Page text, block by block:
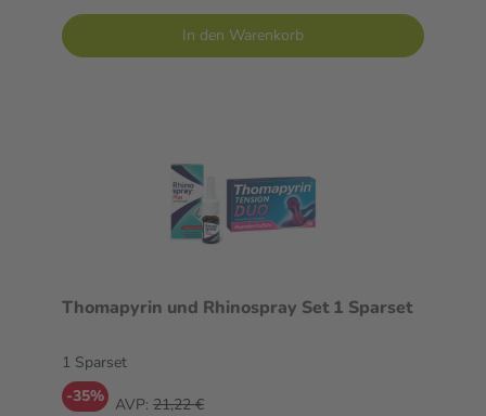
In den Warenkorb
Thomapyrin und Rhinospray Set 1 Sparset
1 Sparset
-35% AVP: 21,22 €